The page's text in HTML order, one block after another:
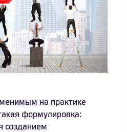
на практике
формулировка:
созданием